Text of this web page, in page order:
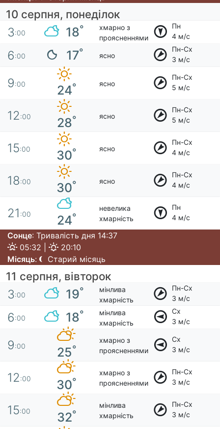
10 серпня, понеділок
3:00 18°
хмарно з
проясненнями
Пн
4 м/с
6:00 17° ясно
Пн-Сх
3 м/с
9:00 24° ясно
Пн-Сх
5 м/с
12:00 28° ясно
Пн-Сх
5 м/с
15:00 30° ясно
Пн-Сх
4 м/с
18:00 30° ясно
Пн-Сх
4 м/с
21 :00 24°
невелика
хмарність
Пн
4 м/с
Сонце: Тривалість дня 14:37
05:32 |
20:10
Місяць: Старий місяць
11 серпня, вівторок
3:00 19°
мінлива
хмарність
Пн-Сх
3 м/с
6:00 18°
мінлива
хмарність
Сх
3 м/с
9:00 25°
хмарно з
проясненнями
Сх
3 м/с
12:00 30°
хмарно з
проясненнями
Пн-Сх
3 м/с
15:00 32°
мінлива
хмарність
Пн-Сх
3 м/с